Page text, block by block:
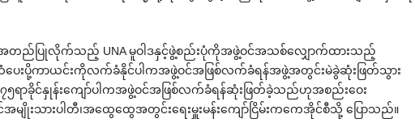
ည်ပြုလိုက်သည့် UNA မူဝါဒနှင့်ဖွဲ့စည်းပုံကိုအဖွဲ့ဝင်အသစ်‌လျှောက်ထားသည့်
ပေးပို့ကာယင်းကိုလက်ခံနိုင်ပါကအဖွဲ့ဝင်အဖြစ်လက်ခံရန်အဖွဲ့အတွင်းမဲခွဲဆုံးဖြတ်သွား
၇၅ရာခိုင်နှုန်း‌ကျော်ပါကအဖွဲ့ဝင်အဖြစ်လက်ခံရန်ဆုံးဖြတ်ခဲ့သည်ဟုအစည်း‌ဝေး
းသားပါတီ၊အ‌ထွေ‌ထွေအတွင်း‌ရေးမှူးမန်း‌ကျော်ငြိမ်းက‌ကေအိုင်စီသို့ ‌ပြောသည်။